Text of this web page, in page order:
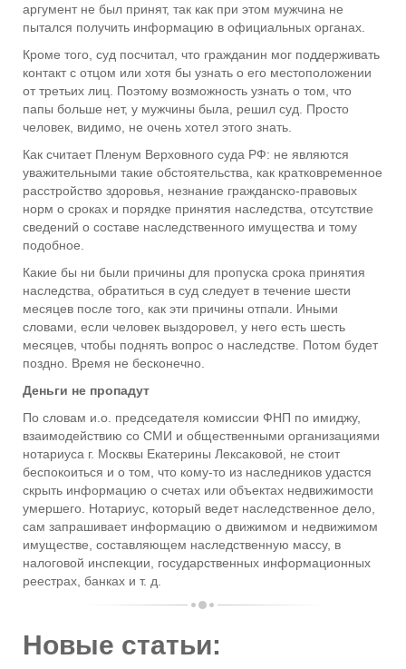
аргумент не был принят, так как при этом мужчина не
пытался получить информацию в официальных органах.
Кроме того, суд посчитал, что гражданин мог поддерживать
контакт с отцом или хотя бы узнать о его местоположении
от третьих лиц. Поэтому возможность узнать о том, что
папы больше нет, у мужчины была, решил суд. Просто
человек, видимо, не очень хотел этого знать.
Как считает Пленум Верховного суда РФ: не являются
уважительными такие обстоятельства, как кратковременное
расстройство здоровья, незнание гражданско-правовых
норм о сроках и порядке принятия наследства, отсутствие
сведений о составе наследственного имущества и тому
подобное.
Какие бы ни были причины для пропуска срока принятия
наследства, обратиться в суд следует в течение шести
месяцев после того, как эти причины отпали. Иными
словами, если человек выздоровел, у него есть шесть
месяцев, чтобы поднять вопрос о наследстве. Потом будет
поздно. Время не бесконечно.
Деньги не пропадут
По словам и.о. председателя комиссии ФНП по имиджу,
взаимодействию со СМИ и общественными организациями
нотариуса г. Москвы Екатерины Лексаковой, не стоит
беспокоиться и о том, что кому-то из наследников удастся
скрыть информацию о счетах или объектах недвижимости
умершего. Нотариус, который ведет наследственное дело,
сам запрашивает информацию о движимом и недвижимом
имуществе, составляющем наследственную массу, в
налоговой инспекции, государственных информационных
реестрах, банках и т. д.
Новые статьи: